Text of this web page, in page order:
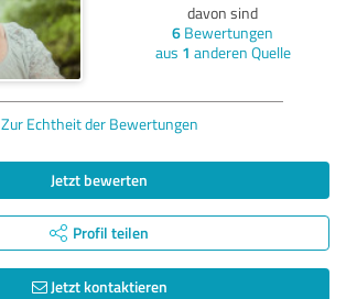
davon sind
6 Bewertungen
aus 1 anderen Quelle
Zur Echtheit der Bewertungen
Jetzt bewerten
Profil teilen
Jetzt kontaktieren